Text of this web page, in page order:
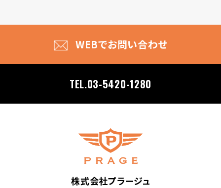
WEBでお問い合わせ
TEL.03-5420-1280
株式会社プラージュ